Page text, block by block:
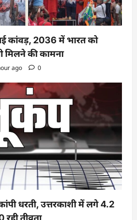
कांवड़, 2036 में भारत को
की कामना
ago 0
धरती, उत्तरकाशी में लगे 4.2
तीव्रता